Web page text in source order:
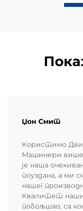
Џон Смит
Користимо
Машинери више
је наша
поуздана, а ми
нашег
Квалитет
побољшао, са